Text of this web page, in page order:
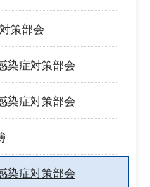
策部会
染症対策部会
染症対策部会
染症対策部会